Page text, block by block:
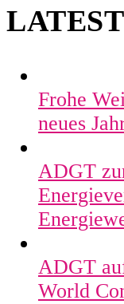
Frohe
neues
ADGT
ADGT
World